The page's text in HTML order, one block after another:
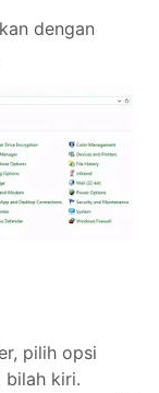
dengan
pilih opsi
bilah kiri.